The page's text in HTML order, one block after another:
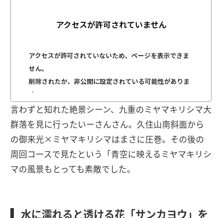
言わずと知れた絶景シーン、九重のミヤマキリシマ大
群落を見に行ったいーさんさん。久住山南斜面から
の御来光×ミヤマキリシマはまさに圧巻。その後の
周回コースで見たという「青空に映えるミヤマキリシ
マの風景もとっても素敵でした。
水に濡れると透ける花「サンカヨウ」を